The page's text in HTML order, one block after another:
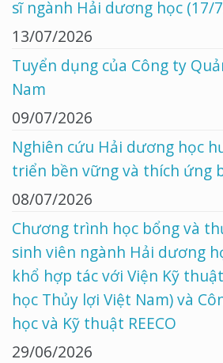
sĩ ngành Hải dương học (17/
13/07/2026
Tuyển dụng của Công ty
Nam
09/07/2026
Nghiên cứu Hải dương học
triển bền vững và thích ứng
08/07/2026
Chương trình học bổng và
sinh viên ngành Hải dương
khổ hợp tác với Viện Kỹ
học Thủy lợi Việt Nam) và
học và Kỹ thuật REECO
29/06/2026